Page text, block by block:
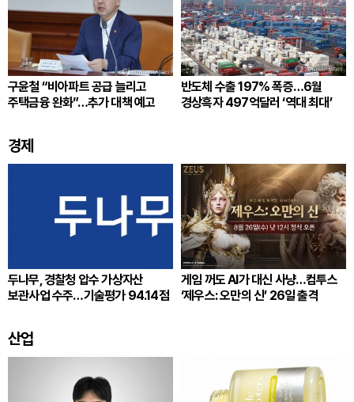
구윤철 “비아파트 공급 늘리고
주택금융 완화”…추가 대책 예고
반도체 수출 197% 폭증…6월
경상흑자 497억달러 ‘역대 최대’
경제
두나무, 경찰청 압수 가상자산
보관사업 수주…기술평가 94.14점
게임 꺼도 AI가 대신 사냥…컴투스
‘제우스: 오만의 신’ 26일 출격
산업